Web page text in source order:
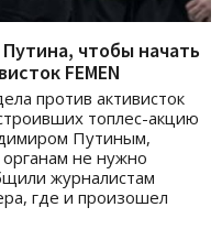
чтобы начать
FEMEN
против активисток
топлес-акцию
Путиным,
не нужно
журналистам
где и произошел